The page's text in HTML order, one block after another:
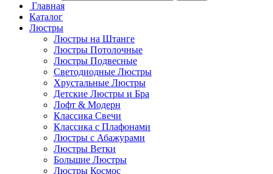
Главная
Каталог
Люстры
Люстры на Штанге
Люстры Потолочные
Люстры Подвесные
Светодиодные Люстры
Хрустальные Люстры
Детские Люстры и Бра
Лофт & Модерн
Классика Свечи
Классика с Плафонами
Люстры с Абажурами
Люстры Ветки
Большие Люстры
Люстры Космос